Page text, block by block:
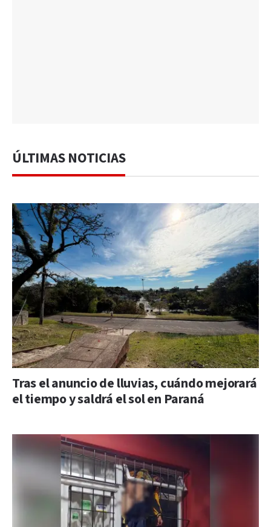
ÚLTIMAS NOTICIAS
Tras el anuncio de lluvias, cuándo mejorará
el tiempo y saldrá el sol en Paraná